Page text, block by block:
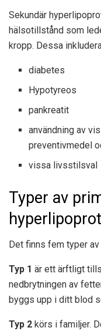
Sekundär
hälsotillstånd som
kropp. Dessa
diabetes
Hypotyreos
pankreatit
användning av
preventivmedel
vissa livsstilsval
Typer av
Det finns fem typer
Typ 1 är ett ärftligt
nedbrytningen av
byggs upp i ditt blod
Typ 2 körs i familjer.